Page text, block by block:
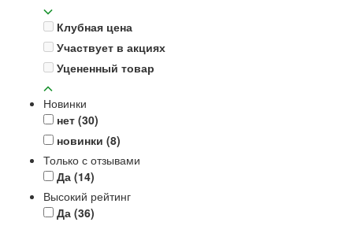
Клубная цена
Участвует в акциях
Уцененный товар
Новинки
нет (30)
новинки (8)
Только с отзывами
Да (14)
Высокий рейтинг
Да (36)